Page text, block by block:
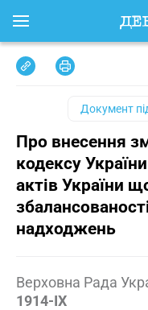
Документ
Про внесення
кодексу
актів України
надходжень
Верховна Рада
1914-IX